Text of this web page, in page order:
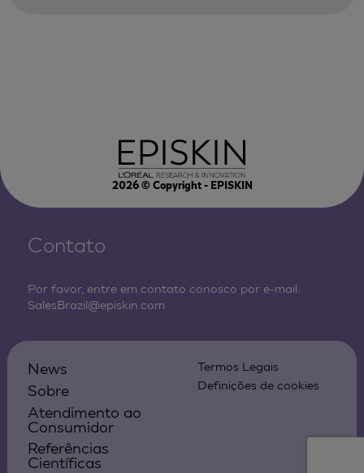
2026© Copyright - EPISKIN
Contato
Por favor, entre em contato conosco por e-mail:
SalesBrazil@episkin.com
News
Sobre
Atendimento ao
Consumidor
Referências
Científicas
Termos Legais
Definições de cookies